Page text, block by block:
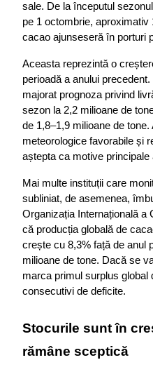
sale. De la începutul
pe 1 octombrie, aproximativ
cacao ajunseseră în porturi
Aceasta reprezintă o
perioadă a anului
majorat prognoza privind
sezon la 2,2 milioane de
de 1,8–1,9 milioane de
meteorologice favorabile și
aștepta ca motive principale
Mai multe instituții care
subliniat, de asemenea,
Organizația Internațională a
că producția globală de
crește cu 8,3% față de anul
milioane de tone. Dacă se
marca primul surplus global
consecutivi de deficite.
Stocurile sunt în
rămâne sceptică